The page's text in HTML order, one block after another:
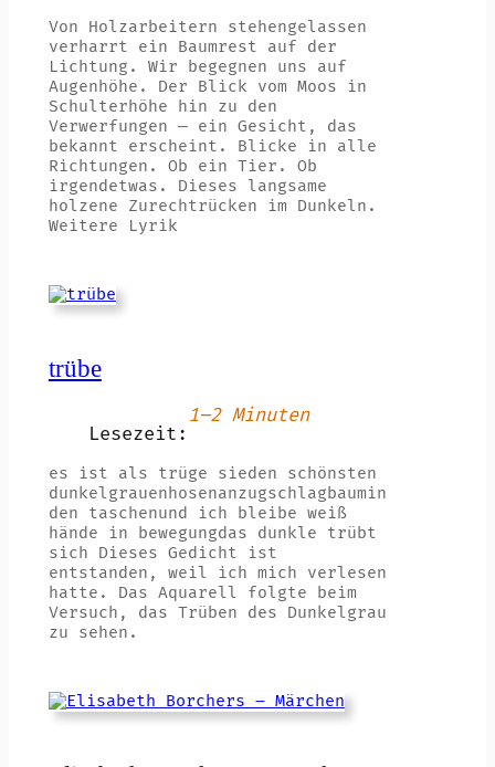
Von Holzarbeitern stehengelassen
verharrt ein Baumrest auf der
Lichtung. Wir begegnen uns auf
Augenhöhe. Der Blick vom Moos in
Schulterhöhe hin zu den
Verwerfungen — ein Gesicht, das
bekannt erscheint. Blicke in alle
Richtungen. Ob ein Tier. Ob
irgendetwas. Dieses langsame
holzene Zurechtrücken im Dunkeln.
Weitere Lyrik
trübe
Lesezeit:
1–2 Minuten
es ist als trüge sieden schönsten
dunkelgrauenhosenanzugschlagbaumin
den taschenund ich bleibe weiß
hände in bewegungdas dunkle trübt
sich Dieses Gedicht ist
entstanden, weil ich mich verlesen
hatte. Das Aquarell folgte beim
Versuch, das Trüben des Dunkelgrau
zu sehen.